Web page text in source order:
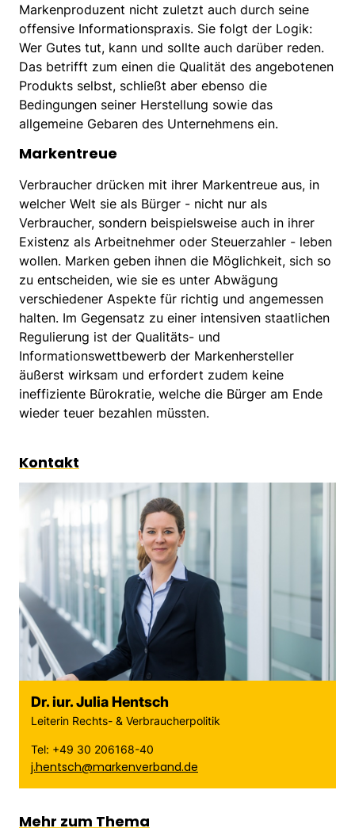
Markenproduzent nicht zuletzt auch durch seine
offensive Informationspraxis. Sie folgt der Logik:
Wer Gutes tut, kann und sollte auch darüber reden.
Das betrifft zum einen die Qualität des angebotenen
Produkts selbst, schließt aber ebenso die
Bedingungen seiner Herstellung sowie das
allgemeine Gebaren des Unternehmens ein.
Markentreue
Verbraucher drücken mit ihrer Markentreue aus, in
welcher Welt sie als Bürger - nicht nur als
Verbraucher, sondern beispielsweise auch in ihrer
Existenz als Arbeitnehmer oder Steuerzahler - leben
wollen. Marken geben ihnen die Möglichkeit, sich so
zu entscheiden, wie sie es unter Abwägung
verschiedener Aspekte für richtig und angemessen
halten. Im Gegensatz zu einer intensiven staatlichen
Regulierung ist der Qualitäts- und
Informationswettbewerb der Markenhersteller
äußerst wirksam und erfordert zudem keine
ineffiziente Bürokratie, welche die Bürger am Ende
wieder teuer bezahlen müssten.
Kontakt
Dr. iur. Julia Hentsch
Leiterin Rechts- & Verbraucherpolitik
Tel: +49 30 206168-40
j.hentsch@markenverband.de
Mehr zum Thema